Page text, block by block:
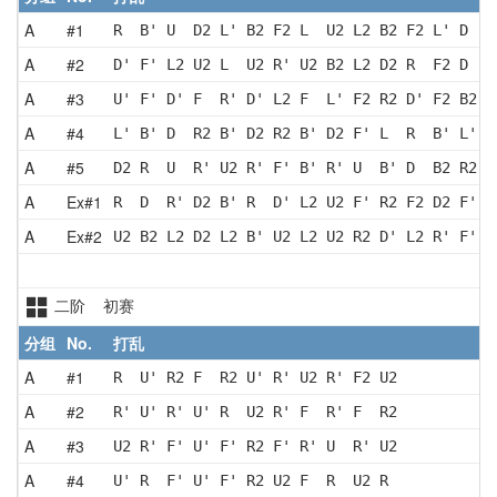
A
#1 R  B' U  D2 L' B2 F2 L  U2 L2 B2 F2 L' D
A #2 D' F' L2 U2 L  U2 R' U2 B2 L2 D2 R  F2
A #3 U' F' D' F  R' D' L2 F  L' F2 R2 D' F2 B2
A #4 L' B' D  R2 B' D2 R2 B' D2 F' L  R  B' L'
A #5 D2 R  U  R' U2 R' F' B' R' U  B' D  B2 R2 D
A Ex#1 R  D  R' D2 B' R  D' L2 U2 F' R2 F2 D2 F'
A Ex#2 U2 B2 L2 D2 L2 B' U2 L2 U2 R2 D' L2 R'
二阶 初赛
分组 No.
打乱
A
#1 R  U' R2 F  R2 U' R' U2 R' F2 U2
A #2 R' U' R' U' R  U2 R' F  R' F  R2
A #3 U2 R' F' U' F' R2 F' R' U  R' U2
A #4 U' R  F' U' F' R2 U2 F  R  U2 R